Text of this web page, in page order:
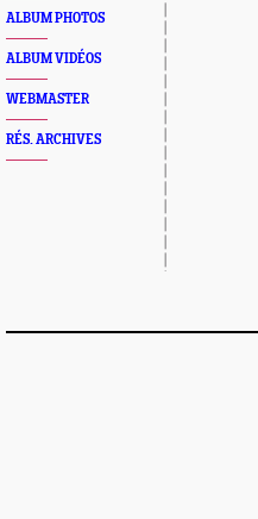
ALBUM PHOTOS
ALBUM VIDÉOS
WEBMASTER
RÉS. ARCHIVES